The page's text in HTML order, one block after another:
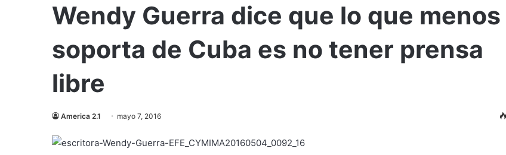
Wendy Guerra dice que lo que menos
soporta de Cuba es no tener prensa
libre
America 2.1 mayo 7, 2016